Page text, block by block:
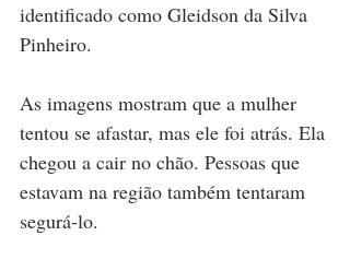
identificado como Gleidson da Silva
Pinheiro.
As imagens mostram que a mulher
tentou se afastar, mas ele foi atrás. Ela
chegou a cair no chão. Pessoas que
estavam na região também tentaram
segurá-lo.